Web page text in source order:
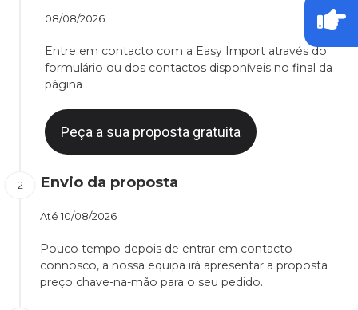
08/08/2026
Entre em contacto com a Easy Import através do
formulário ou dos contactos disponíveis no final da
página
Peça a sua proposta gratuita
Envio da proposta
Até 10/08/2026
Pouco tempo depois de entrar em contacto
connosco, a nossa equipa irá apresentar a proposta
preço chave-na-mão para o seu pedido.